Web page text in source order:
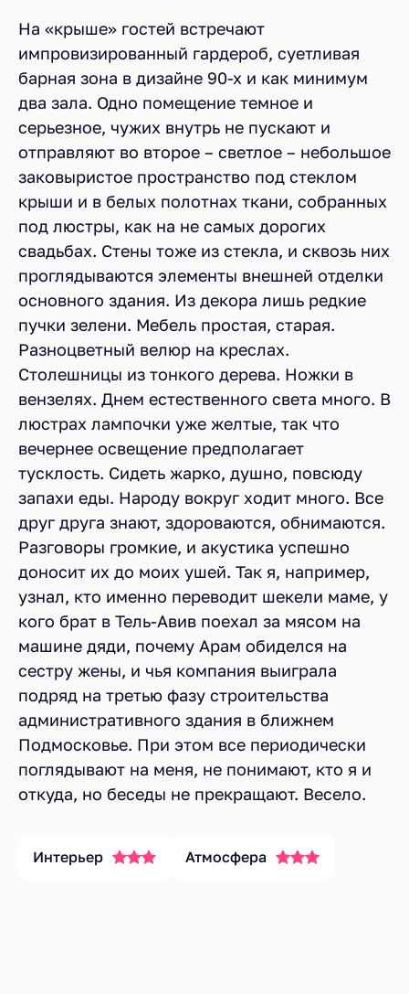
На «крыше» гостей встречают
импровизированный гардероб, суетливая
барная зона в дизайне 90-х и как минимум
два зала. Одно помещение темное и
серьезное, чужих внутрь не пускают и
отправляют во второе – светлое – небольшое
заковыристое пространство под стеклом
крыши и в белых полотнах ткани, собранных
под люстры, как на не самых дорогих
свадьбах. Стены тоже из стекла, и сквозь них
проглядываются элементы внешней отделки
основного здания. Из декора лишь редкие
пучки зелени. Мебель простая, старая.
Разноцветный велюр на креслах.
Столешницы из тонкого дерева. Ножки в
вензелях. Днем естественного света много. В
люстрах лампочки уже желтые, так что
вечернее освещение предполагает
тусклость. Сидеть жарко, душно, повсюду
запахи еды. Народу вокруг ходит много. Все
друг друга знают, здороваются, обнимаются.
Разговоры громкие, и акустика успешно
доносит их до моих ушей. Так я, например,
узнал, кто именно переводит шекели маме, у
кого брат в Тель-Авив поехал за мясом на
машине дяди, почему Арам обиделся на
сестру жены, и чья компания выиграла
подряд на третью фазу строительства
административного здания в ближнем
Подмосковье. При этом все периодически
поглядывают на меня, не понимают, кто я и
откуда, но беседы не прекращают. Весело.
Интерьер Атмосфера